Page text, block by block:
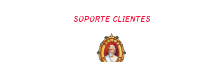
SOPORTE CLIENTES